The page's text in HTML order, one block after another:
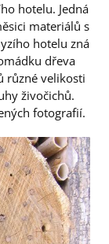
hotelu. Jedná
materiálů s
hotelu zná
dřeva
různé velikosti
živočichů.
fotografií.